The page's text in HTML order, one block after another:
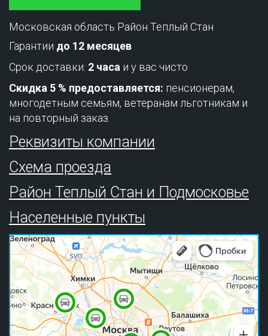
Московская область Район Теплый Стан
Гарантии до 12 месяцев
Срок доставки: 2 часа и у вас чисто
Скидка 5 % предоставляется: пенсионерам,
многодетным семьям, ветеранам льготникам и
на повторный заказ.
Реквизиты компании
Схема проезда
Район Теплый Стан и Подмосковье
Населенные пункты